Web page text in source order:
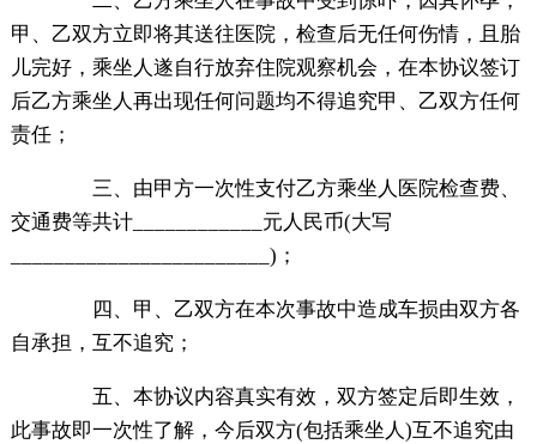
甲、乙双方立即将其送往医院，检查后无任何伤情，且胎
儿完好，乘坐人遂自行放弃住院观察机会，在本协议签订
后乙方乘坐人再出现任何问题均不得追究甲、乙双方任何
责任；
三、由甲方一次性支付乙方乘坐人医院检查费、
交通费等共计____________元人民币(大写
________________________)；
四、甲、乙双方在本次事故中造成车损由双方各
自承担，互不追究；
五、本协议内容真实有效，双方签定后即生效，
此事故即一次性了解，今后双方(包括乘坐人)互不追究由